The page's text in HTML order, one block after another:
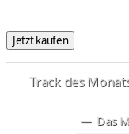
Track des
— Das